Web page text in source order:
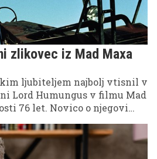
zlikovec iz Mad Maxa
ljubiteljem najbolj vtisnil v
Lord Humungus v filmu Mad
76 let. Novico o njegovi
s hudo boleznijo ledvic.